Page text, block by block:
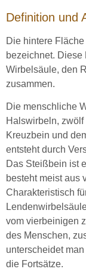
Definition und
Die hintere
bezeichnet.
Wirbelsäule, den
zusammen.
Die menschliche
Halswirbeln,
Kreuzbein und
entsteht durch
Das Steißbein ist
besteht meist aus
Charakteristisch
vom vierbeinigen
des Menschen,
unterscheidet
die Fortsätze.